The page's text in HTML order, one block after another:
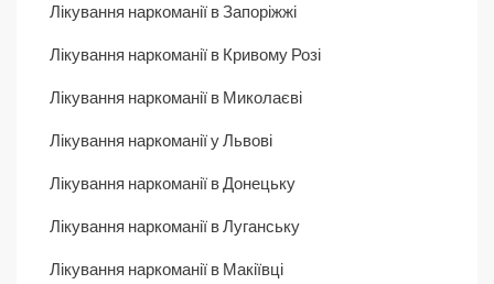
Лікування наркоманії в Запоріжжі
Лікування наркоманії в Кривому Розі
Лікування наркоманії в Миколаєві
Лікування наркоманії у Львові
Лікування наркоманії в Донецьку
Лікування наркоманії в Луганську
Лікування наркоманії в Макіївці